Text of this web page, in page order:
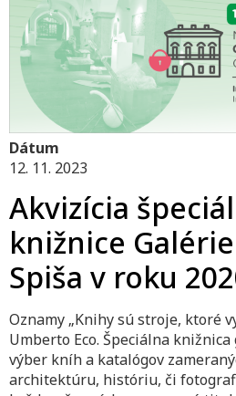
Dátum
12. 11. 2023
Akvizícia
knižnice
Spiša v roku
Oznamy „Knihy sú stroje, ktoré
Umberto Eco. Špeciálna
výber kníh a katalógov
architektúru, históriu, či